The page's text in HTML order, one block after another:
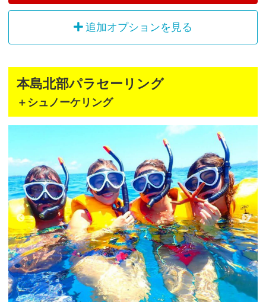
追加オプションを見る
本島北部パラセーリング
＋シュノーケリング